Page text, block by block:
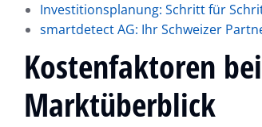
Investitionsplanung: Schritt für
smartdetect AG: Ihr Schweizer
Kostenfaktoren
Marktüberblick